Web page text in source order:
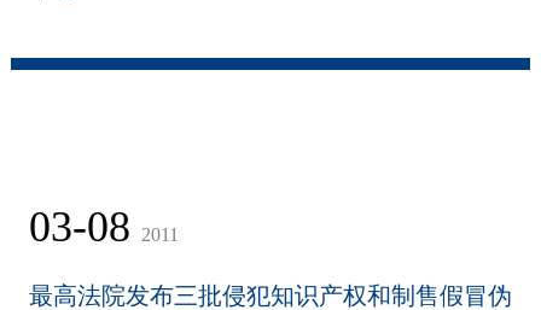
03-08 2011
最高法院发布三批侵犯知识产权和制售假冒伪